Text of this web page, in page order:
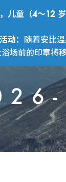
儿童（4～12
动： 随着安比
场前的印章将